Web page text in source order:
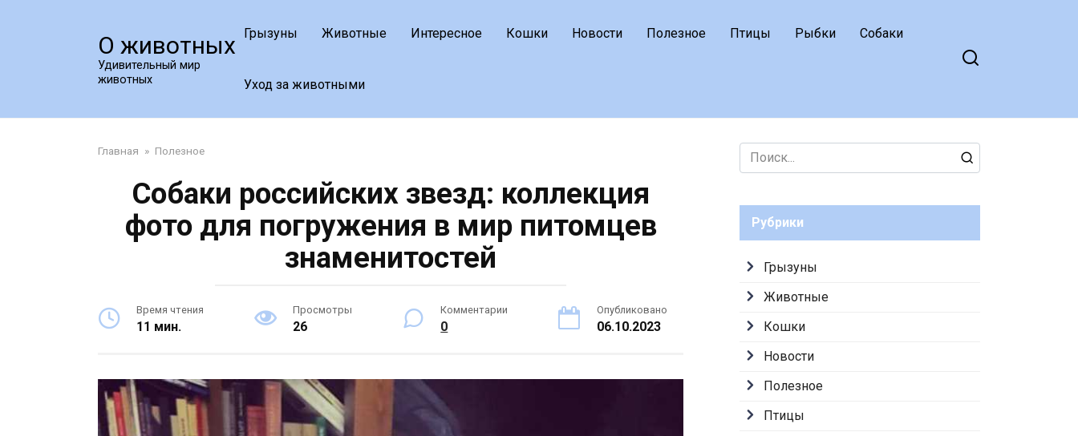
О животных
Удивительный мир
животных
Грызуны Животные Интересное Кошки Новости Полезное Птицы Рыбки Собаки
Уход за животными
Главная » Полезное
Собаки российских звезд: коллекция
фото для погружения в мир питомцев
знаменитостей
Время чтения
11 мин.
Просмотры
26
Комментарии
0
Опубликовано
06.10.2023
Search
for:
Рубрики
Грызуны
Животные
Кошки
Новости
Полезное
Птицы